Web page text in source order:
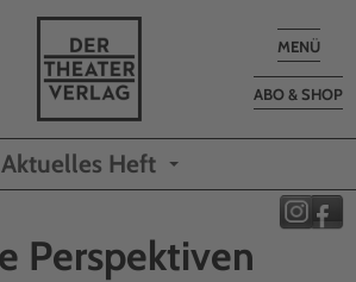
Toggle
MENÜ
ABO & SHOP
Aktuelles Heft
Perspektiven